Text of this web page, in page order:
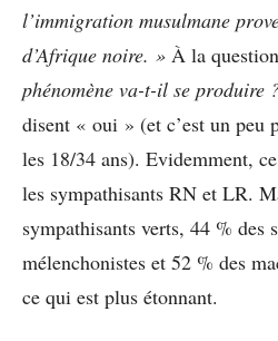
l’immigration musulmane
d’Afrique noire. » À la
phénomène va-t-il se produire
disent « oui » (et c’est un peu
les 18/34 ans). Evidemment,
les sympathisants RN et LR.
sympathisants verts, 44 % des
mélenchonistes et 52 % des
ce qui est plus étonnant.